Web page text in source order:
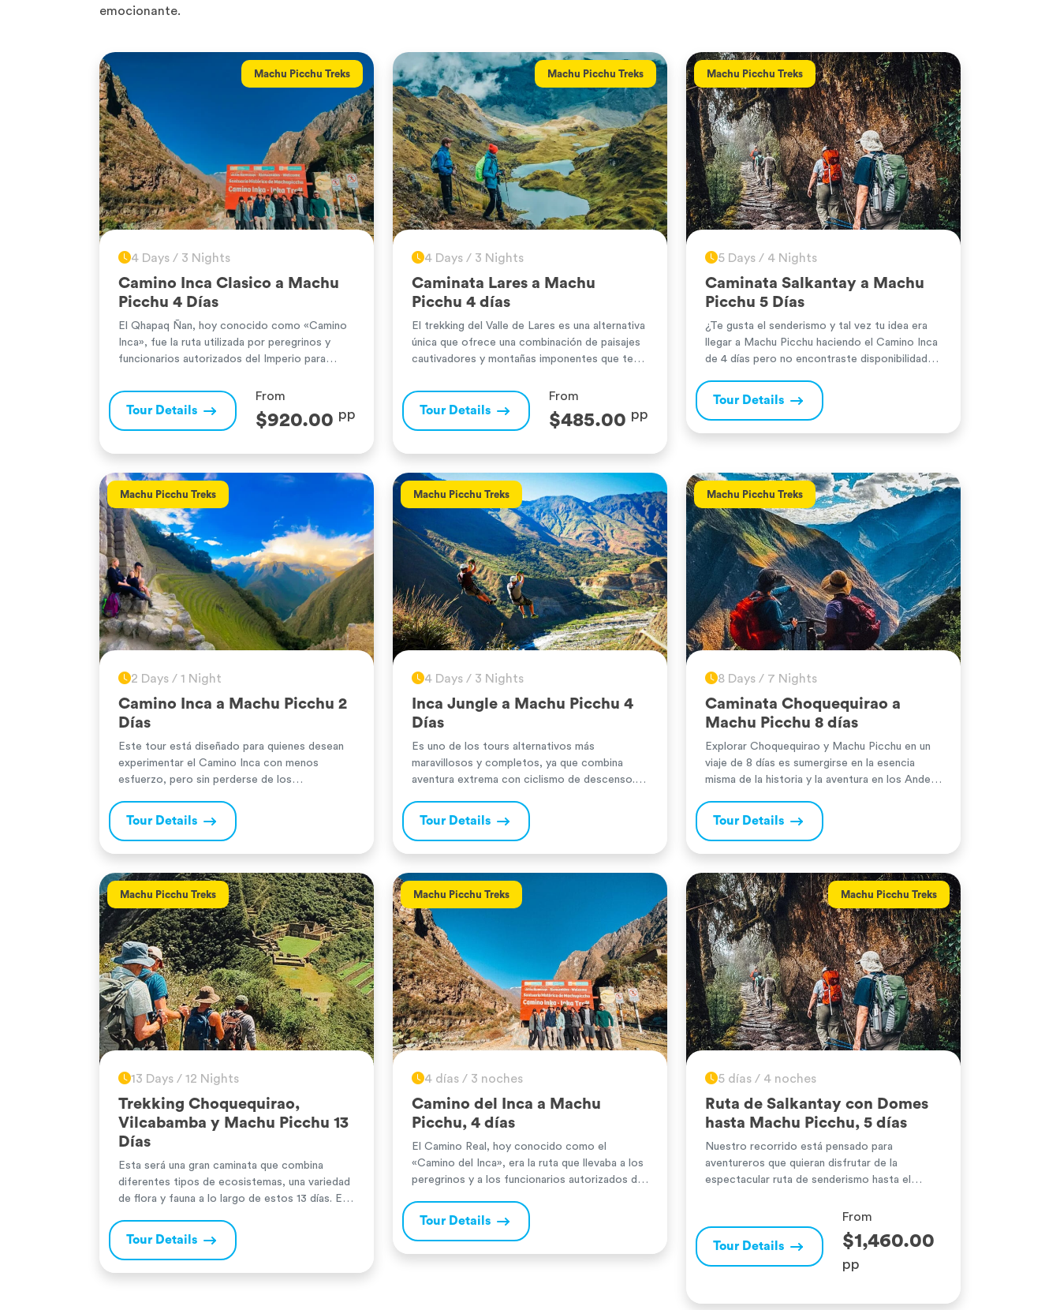
emocionante.
Machu Picchu Treks
4 Days / 3 Nights
Camino Inca Clasico a Machu
Picchu 4 Días
El Qhapaq Ñan, hoy conocido como «Camino
Inca», fue la ruta utilizada por peregrinos y
funcionarios autorizados del Imperio para
Picchu. Este viaje es una experiencia mágica e
inolvidable, con una red de caminos
estratégicamente diseñados, de gran belleza
Tour Details
From
$920.00 pp
Machu Picchu Treks
4 Days / 3 Nights
Caminata Lares a Machu
Picchu 4 días
El trekking del Valle de Lares es una alternativa
única que ofrece una combinación de paisajes
cautivadores y montañas imponentes que te
través de valles, pasos altos y montañas
gigantes, ofreciendo una experiencia que es
perfecta para aquellos que visitan Cusco y
Tour Details
From
$485.00 pp
Machu Picchu Treks
5 Days / 4 Nights
Caminata Salkantay a Machu
Picchu 5 Días
¿Te gusta el senderismo y tal vez tu idea era
llegar a Machu Picchu haciendo el Camino Inca
de 4 días pero no encontraste disponibilidad?
aquellas personas que no lograron encontrar un
espacio en el Camino Inca. Es una caminata
Tour Details
Machu Picchu Treks
2 Days / 1 Night
Camino Inca a Machu Picchu 2
Días
Este tour está diseñado para quienes desean
experimentar el Camino Inca con menos
esfuerzo, pero sin perderse de los
bosque nuboso con su excelente clima.
Ofrece una duración más corta pero la misma
vista espectacular […]
Tour Details
Machu Picchu Treks
4 Days / 3 Nights
Inca Jungle a Machu Picchu 4
Días
Es uno de los tours alternativos más
maravillosos y completos, ya que combina
aventura extrema con ciclismo de descenso.
rafting y canopy durante estos días. Durante la
caminata por la inmensidad del valle y la selva,
Tour Details
Machu Picchu Treks
8 Days / 7 Nights
Caminata Choquequirao a
Machu Picchu 8 días
Explorar Choquequirao y Machu Picchu en un
viaje de 8 días es sumergirse en la esencia
misma de la historia y la aventura en los Andes
por paisajes impresionantes, desde profundos
cañones hasta imponentes montañas, mientras
Choquequirao, […]
Tour Details
Machu Picchu Treks
13 Days / 12 Nights
Trekking Choquequirao,
Vilcabamba y Machu Picchu 13
Días
Esta será una gran caminata que combina
diferentes tipos de ecosistemas, una variedad
de flora y fauna a lo largo de estos 13 días. Es
Inca», quien tras la llegada de los españoles se
refugió en Vilcabamba y desde allí resistió
Tour Details
Machu Picchu Treks
4 días / 3 noches
Camino del Inca a Machu
Picchu, 4 días
El Camino Real, hoy conocido como el
«Camino del Inca», era la ruta que llevaba a los
peregrinos y a los funcionarios autorizados del
«Machu Picchu». Este recorrido es una
experiencia inolvidable y mágica, formada por
Tour Details
Machu Picchu Treks
5 días / 4 noches
Ruta de Salkantay con Domes
hasta Machu Picchu, 5 días
Nuestro recorrido está pensado para
aventureros que quieran disfrutar de la
espectacular ruta de senderismo hasta el
metros sobre el nivel del mar. Este glaciar
también se conoce como la «Montaña
Salvaje». La ruta ofrece un sinfín de
experiencias, desde una exuberante
Tour Details
From
$1,460.00
pp